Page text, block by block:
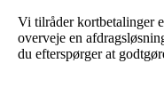
Vi tilråder kortbetalinger
overveje en
du efterspørger at